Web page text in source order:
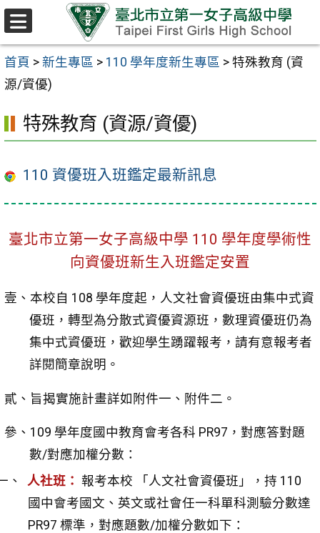
跳至主要內容區
首頁 > 新生專區 > 110 學年度新生專區 > 特殊教育 (資
源/資優)
特殊教育 (資源/資優)
110 資優班入班鑑定最新訊息
臺北市立第一女子高級中學 110 學年度學術性
向資優班新生入班鑑定安置
壹、本校自 108 學年度起，人文社會資優班由集中式資
優班，轉型為分散式資優資源班，數理資優班仍為
集中式資優班，歡迎學生踴躍報考，請有意報考者
詳閱簡章說明。
貳、旨揭實施計畫詳如附件一、附件二。
參、109 學年度國中教育會考各科 PR97，對應答對題
數/對應加權分數：
人社班： 報考本校 「人文社會資優班」，持 110
國中會考國文、英文或社會任一科單科測驗分數達
PR97 標準，對應題數/加權分數如下：
選
單